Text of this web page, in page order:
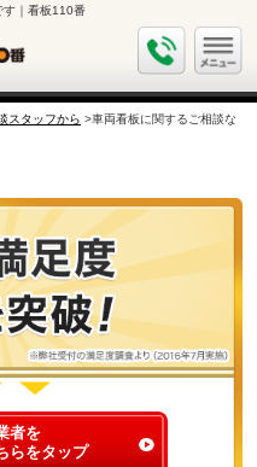
す｜看板110番
スタッフから >車両看板に関するご相談な
者を
らをタップ